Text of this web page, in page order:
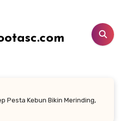
Pesta Kebun Bikin Merinding,